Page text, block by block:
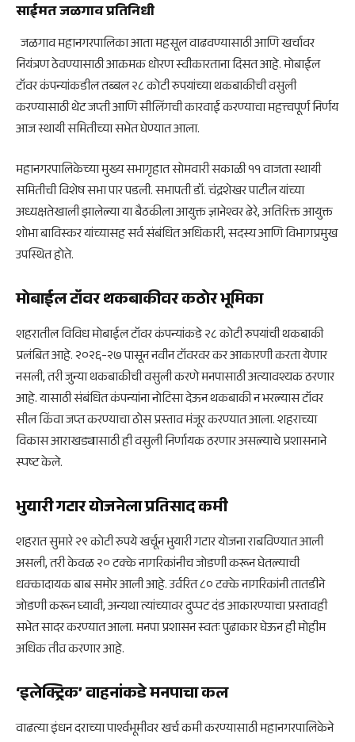
साईमत जळगाव प्रतिनिधी
जळगाव महानगरपालिका आता महसूल वाढवण्यासाठी आणि खर्चावर
नियंत्रण ठेवण्यासाठी आक्रमक धोरण स्वीकारताना दिसत आहे. मोबाईल
टॉवर कंपन्यांकडील तब्बल २८ कोटी रुपयांच्या थकबाकीची वसुली
करण्यासाठी थेट जप्ती आणि सीलिंगची कारवाई करण्याचा महत्त्वपूर्ण निर्णय
आज स्थायी समितीच्या सभेत घेण्यात आला.
महानगरपालिकेच्या मुख्य सभागृहात सोमवारी सकाळी ११ वाजता स्थायी
समितीची विशेष सभा पार पडली. सभापती डॉ. चंद्रशेखर पाटील यांच्या
अध्यक्षतेखाली झालेल्या या बैठकीला आयुक्त ज्ञानेश्वर ढेरे, अतिरिक्त आयुक्त
शोभा बाविस्कर यांच्यासह सर्व संबंधित अधिकारी, सदस्य आणि विभागप्रमुख
उपस्थित होते.
मोबाईल टॉवर थकबाकीवर कठोर भूमिका
शहरातील विविध मोबाईल टॉवर कंपन्यांकडे २८ कोटी रुपयांची थकबाकी
प्रलंबित आहे. २०२६-२७ पासून नवीन टॉवरवर कर आकारणी करता येणार
नसली, तरी जुन्या थकबाकीची वसुली करणे मनपासाठी अत्यावश्यक ठरणार
आहे. यासाठी संबंधित कंपन्यांना नोटिसा देऊन थकबाकी न भरल्यास टॉवर
सील किंवा जप्त करण्याचा ठोस प्रस्ताव मंजूर करण्यात आला. शहराच्या
विकास आराखड्यासाठी ही वसुली निर्णायक ठरणार असल्याचे प्रशासनाने
स्पष्ट केले.
भुयारी गटार योजनेला प्रतिसाद कमी
शहरात सुमारे २९ कोटी रुपये खर्चून भुयारी गटार योजना राबविण्यात आली
असली, तरी केवळ २० टक्के नागरिकांनीच जोडणी करून घेतल्याची
धक्कादायक बाब समोर आली आहे. उर्वरित ८० टक्के नागरिकांनी तातडीने
जोडणी करून घ्यावी, अन्यथा त्यांच्यावर दुप्पट दंड आकारण्याचा प्रस्तावही
सभेत सादर करण्यात आला. मनपा प्रशासन स्वतः पुढाकार घेऊन ही मोहीम
अधिक तीव्र करणार आहे.
‘इलेक्ट्रिक’ वाहनांकडे मनपाचा कल
वाढत्या इंधन दराच्या पार्श्वभूमीवर खर्च कमी करण्यासाठी महानगरपालिकेने